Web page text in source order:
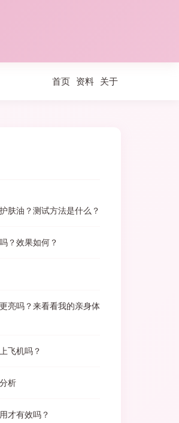
首页 资料 关于
肤油？测试方法是什么？
？效果如何？
亮吗？来看看我的亲身体
飞机吗？
析
才有效吗？